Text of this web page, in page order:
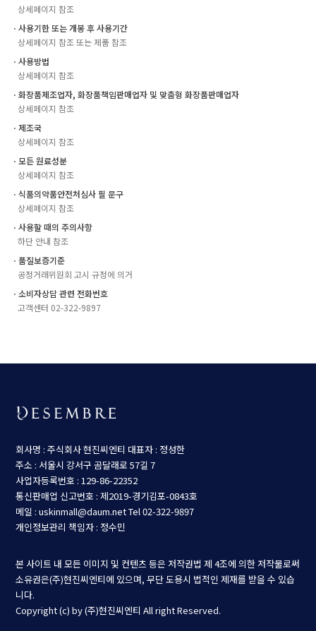
상세페이지 참조
ㆍ사용기한 또는 개봉 후 사용기간
상세페이지 참조 또는 제품 참조
ㆍ사용방법
상세페이지 참조
ㆍ화장품제조업자, 화장품책임판매업자 및 맞춤형 화장품판매업자
상세페이지 참조
ㆍ제조국
상세페이지 참조
ㆍ모든 원료성분
상세페이지 참조
ㆍ식품의약품안전처심사 필 문구
상세페이지 참조
ㆍ사용할 때의 주의사항
하단 안내 참조
ㆍ품질보증기준
공정거래위원회 고시 규정에 의거
ㆍ소비자상담 관련 전화번호
고객센터 02-322-9897
회사명 : 주식회사 현진씨엔티 대표자 : 정성한
주소 : 서울시 강서구 곰달래로 57길 7
사업자등록번호 : 129-86-22352
통신판매업 신고번호 : 제2019-경기김포-0843호
메일 : uskinmall@daum.netTel 02-322-9897
개인정보관리 책임자 : 정수민
본 사이트 내 모든 이미지 및 컨텐츠 등은 저작권법 제 4조에 의한 저작물로써
소유권은(주)현진씨엔티에 있으며, 무단 도용시 법적인 제재를 받을 수 있습
니다.
Copyright (c) by (주)현진씨엔티 All right Reserved.